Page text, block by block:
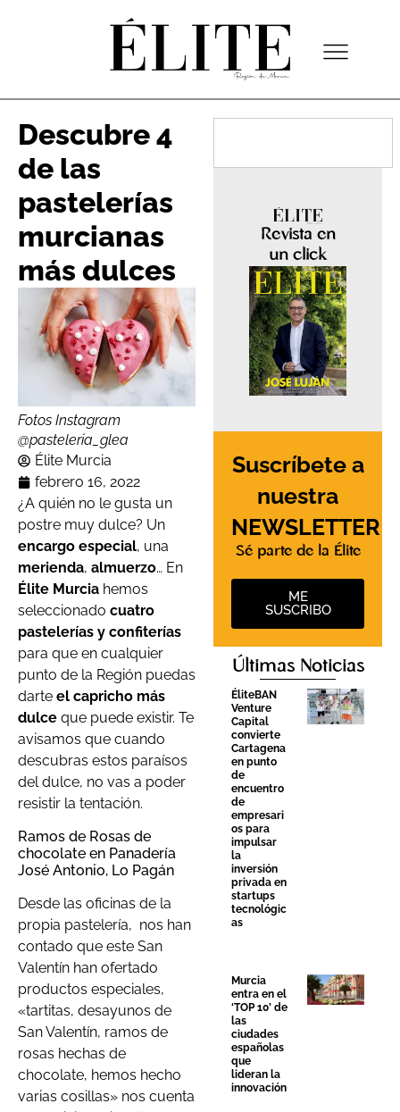
Descubre 4
de las
pastelerías
murcianas
más dulces
Fotos Instagram
@pasteleria_glea
Élite Murcia
febrero 16, 2022
¿A quién no le gusta un
postre muy dulce? Un
encargo especial, una
merienda, almuerzo… En
Élite Murcia hemos
seleccionado cuatro
pastelerías y confiterías
para que en cualquier
punto de la Región puedas
darte el capricho más
dulce que puede existir. Te
avisamos que cuando
descubras estos paraísos
del dulce, no vas a poder
resistir la tentación.
Ramos de Rosas de
chocolate en Panadería
José Antonio, Lo Pagán
Desde las oficinas de la
propia pastelería, nos han
contado que este San
Valentín han ofertado
productos especiales,
«tartitas, desayunos de
San Valentín, ramos de
rosas hechas de
chocolate, hemos hecho
varias cosillas» nos cuenta
Revista en
un click
Suscríbete a
nuestra
NEWSLETTER
Sé parte de la Élite
ME
SUSCRIBO
Últimas Noticias
ÉliteBAN
Venture
Capital
convierte
Cartagena
en punto
de
encuentro
de
empresari
os para
impulsar
la
inversión
privada en
startups
tecnológic
as
Murcia
entra en el
‘TOP 10’ de
las
ciudades
españolas
que
lideran la
innovación